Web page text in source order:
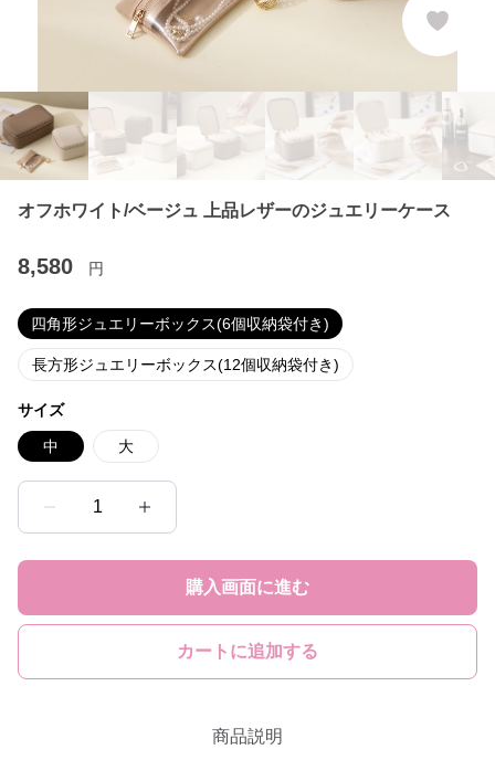
オフホワイト/ベージュ 上品レザーのジュエリーケース
8,580 円
四角形ジュエリーボックス(6個収納袋付き)
長方形ジュエリーボックス(12個収納袋付き)
サイズ
中 大
1
購入画面に進む
カートに追加する
商品説明